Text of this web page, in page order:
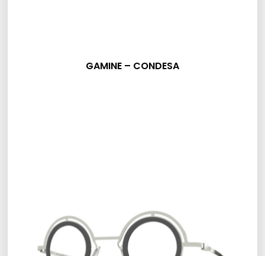
GAMINE – CONDESA